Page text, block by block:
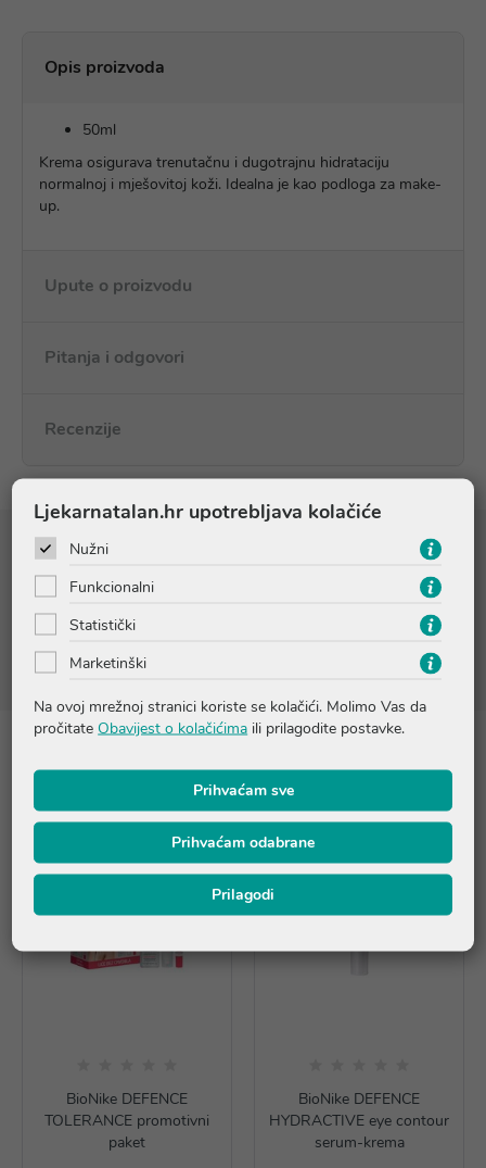
Opis proizvoda
50ml
Krema osigurava trenutačnu i dugotrajnu hidrataciju
normalnoj i mješovitoj koži. Idealna je kao podloga za make-
up.
Upute o proizvodu
Pitanja i odgovori
Recenzije
Karite maslac ima emolijentni i umirujući učinak. Derivat glukoze
dugo zadržava vodu u koži i time djeluje na hidrataciju.
Hidratantni sastojci pružaju učinak 2 u 1 koji osigurava trenutnu i
dugotrajnu hidrataciju površinskih i dubljih slojeva kože.
Proizvodi iz iste linije
BioNike DEFENCE
TOLERANCE promotivni
paket
BioNike DEFENCE
HYDRACTIVE eye contour
serum-krema
Ljekarnatalan.hr upotrebljava kolačiće
Nužni
Funkcionalni
Statistički
Marketinški
Na ovoj mrežnoj stranici koriste se kolačići. Molimo Vas da
pročitate Obavijest o kolačićima ili prilagodite postavke.
Prihvaćam sve
Prihvaćam odabrane
Prilagodi